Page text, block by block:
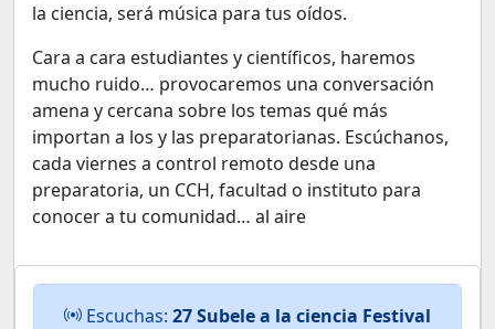
la ciencia, será música para tus oídos.
Cara a cara estudiantes y científicos, haremos
mucho ruido… provocaremos una conversación
amena y cercana sobre los temas qué más
importan a los y las preparatorianas. Escúchanos,
cada viernes a control remoto desde una
preparatoria, un CCH, facultad o instituto para
conocer a tu comunidad… al aire
Escuchas: 27 Subele a la ciencia Festival